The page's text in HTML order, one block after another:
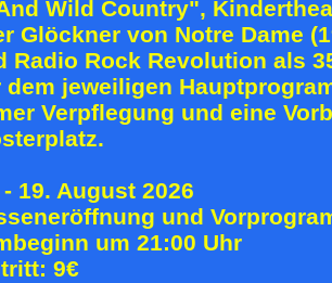
Wild Country",
Glöckner von Notre Dame
Radio Rock Revolution als
dem jeweiligen
Verpflegung und eine
- 19. August 2026
und
um 21:00 Uhr
9€